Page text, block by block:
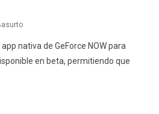
nativa de GeForce NOW para
en beta, permitiendo que